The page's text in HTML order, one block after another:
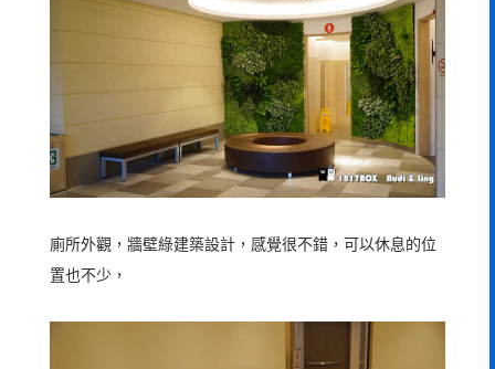
廁所外觀，牆壁綠建築設計，感覺很不錯，可以休息的位
置也不少，